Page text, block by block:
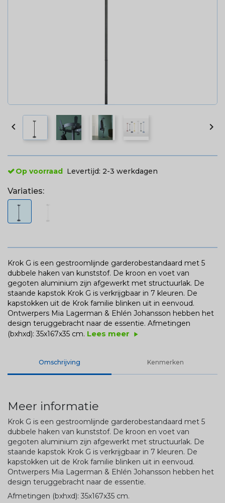
 
Op voorraad Levertijd: 2-3 werkdagen
Variaties:
Krok G is een gestroomlijnde garderobestandaard met 5
dubbele haken van kunststof. De kroon en voet van
gegoten aluminium zijn afgewerkt met structuurlak. De
staande kapstok Krok G is verkrijgbaar in 7 kleuren. De
kapstokken uit de Krok familie blinken uit in eenvoud.
Ontwerpers Mia Lagerman & Ehlén Johansson hebben het
design teruggebracht naar de essentie. Afmetingen
(bxhxd): 35x167x35 cm. Lees meer play_arrow
Omschrijving Kenmerken
Meer informatie
Krok G is een gestroomlijnde garderobestandaard met 5
dubbele haken van kunststof. De kroon en voet van
gegoten aluminium zijn afgewerkt met structuurlak. De
staande kapstok Krok G is verkrijgbaar in 7 kleuren. De
kapstokken uit de Krok familie blinken uit in eenvoud.
Ontwerpers Mia Lagerman & Ehlén Johansson hebben het
design teruggebracht naar de essentie.
Afmetingen (bxhxd): 35x167x35 cm.